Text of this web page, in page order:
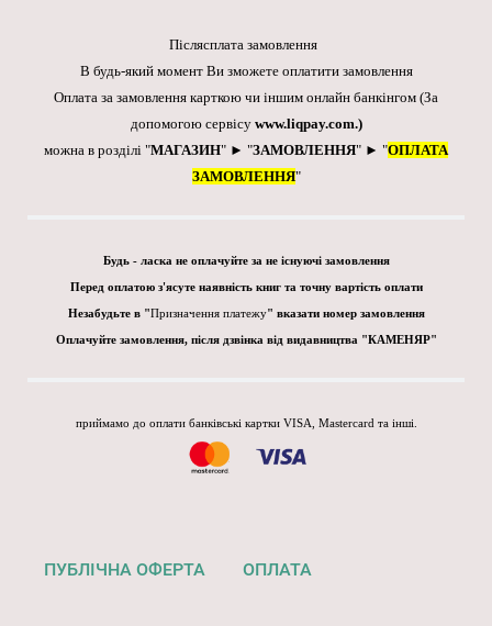
Післясплата замовлення
В будь-який момент Ви зможете оплатити замовлення
Оплата за замовлення карткою чи іншим онлайн банкінгом (За
допомогою сервісу www.liqpay.com.)
можна в розділі "МАГАЗИН" ► "ЗАМОВЛЕННЯ" ► "ОПЛАТА
ЗАМОВЛЕННЯ"
Будь - ласка не оплачуйте за не існуючі замовлення
Перед оплатою з'ясуте наявність книг та точну вартість оплати
Незабудьте в "Призначення платежу" вказати номер замовлення
Оплачуйте замовлення, після дзвінка від видавництва "КАМЕНЯР"
приймамо до оплати банківські картки VISA, Mastercard та інші.
ПУБЛІЧНА ОФЕРТА ОПЛАТА